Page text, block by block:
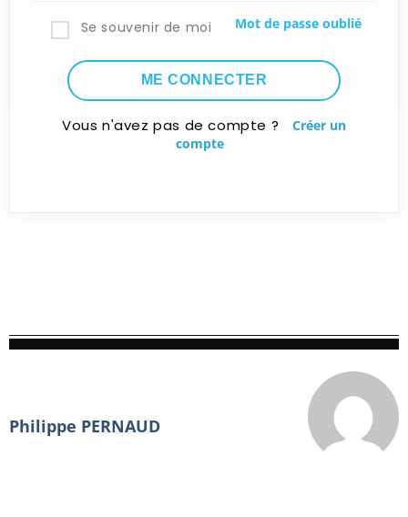
Se souvenir de moi Mot de passe oublié
Vous n'avez pas de compte ?
Créer un
compte
Philippe PERNAUD